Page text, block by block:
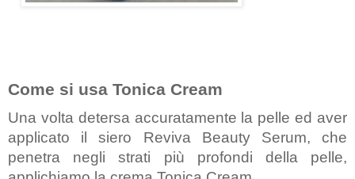
Come si usa Tonica Cream
Una volta detersa accuratamente la pelle ed aver
applicato il siero Reviva Beauty Serum, che
penetra negli strati più profondi della pelle,